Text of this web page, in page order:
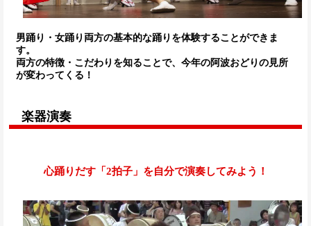
男踊り・女踊り両方の基本的な踊りを体験することができま
す。
両方の特徴・こだわりを知ることで、今年の阿波おどりの見所
が変わってくる！
楽器演奏
心踊りだす「2拍子」を自分で演奏してみよう！